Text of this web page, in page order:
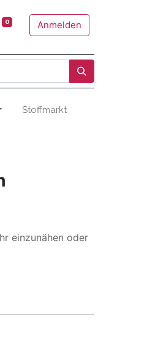
0 Anmelden
Stoffmarkt
einzunähen oder